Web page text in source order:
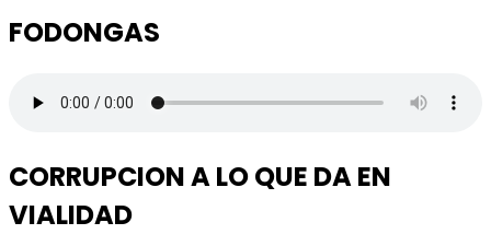
FODONGAS
CORRUPCION A LO QUE DA EN
VIALIDAD